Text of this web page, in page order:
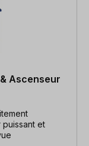
Ascenseur
puissant et